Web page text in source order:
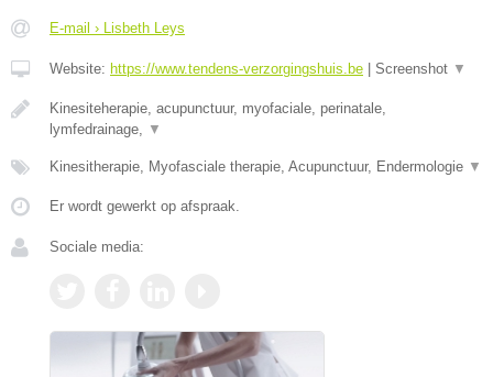
E-mail › Lisbeth Leys
Website: https://www.tendens-verzorgingshuis.be Screenshot ▼
Kinesiteherapie, acupunctuur, myofaciale, perinatale,
lymfedrainage, ▼
Kinesitherapie, Myofasciale therapie, Acupunctuur, Endermologie ▼
Er wordt gewerkt op afspraak.
Sociale media: